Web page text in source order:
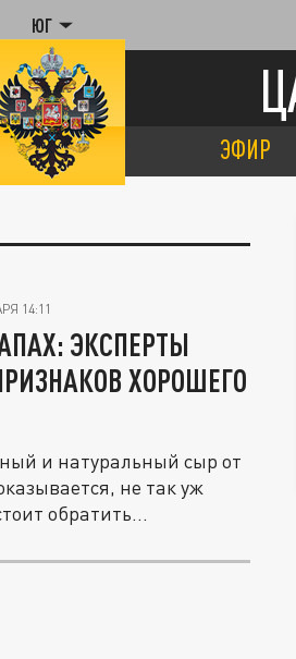
ЮГ
ЭФИР
14:11
ЭКСПЕРТЫ
ХОРОШЕГО
и натуральный сыр от
не так уж
обратить...